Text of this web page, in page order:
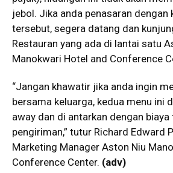
jebol. Jika anda penasaran dengan
tersebut, segera datang dan
Restauran yang ada di lantai satu
Manokwari Hotel and Conference
“Jangan khawatir jika anda ingin
bersama keluarga, kedua menu ini
away dan di antarkan dengan biaya
pengiriman,” tutur Richard Edward
Marketing Manager Aston Niu
Conference Center. (adv)